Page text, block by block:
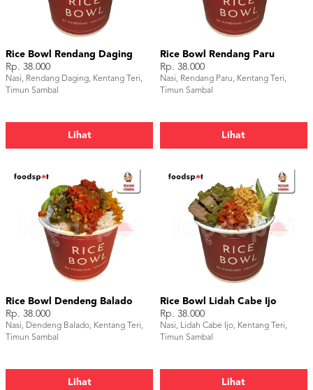
Rice Bowl Rendang Daging
Rp. 38.000
Nasi, Rendang Daging, Kentang Teri,
Timun Sambal
Lihat
Rice Bowl Rendang Paru
Rp. 38.000
Nasi, Rendang Paru, Kentang Teri,
Timun Sambal
Lihat
Rice Bowl Dendeng Balado
Rp. 38.000
Nasi, Dendeng Balado, Kentang Teri,
Timun Sambal
Lihat
Rice Bowl Lidah Cabe Ijo
Rp. 38.000
Nasi, Lidah Cabe Ijo, Kentang Teri,
Timun Sambal
Lihat